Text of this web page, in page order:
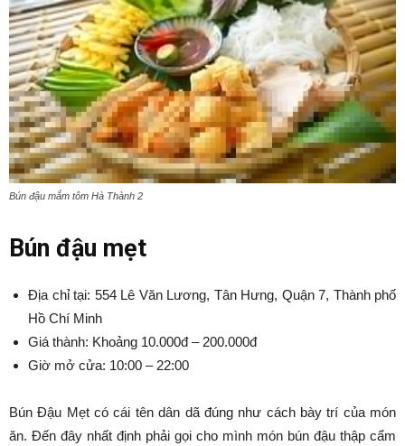
Bún đậu mắm tôm Hà Thành 2
Bún đậu mẹt
Địa chỉ tại: 554 Lê Văn Lương, Tân Hưng, Quận 7, Thành phố
Hồ Chí Minh
Giá thành: Khoảng 10.000đ – 200.000đ
Giờ mở cửa: 10:00 – 22:00
Bún Đậu Mẹt có cái tên dân dã đúng như cách bày trí của món
ăn. Đến đây nhất định phải gọi cho mình món bún đậu thập cẩm